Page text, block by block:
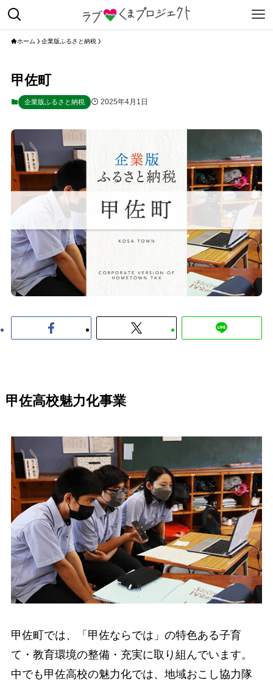
ホーム 企業版ふるさと納税
甲佐町
企業版ふるさと納税 2025年4月1日
甲佐高校魅力化事業
甲佐町では、「甲佐ならでは」の特色ある子育
て・教育環境の整備・充実に取り組んでいます。
中でも甲佐高校の魅力化では、地域おこし協力隊